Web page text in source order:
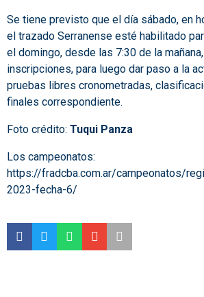
Se tiene previsto que el día sábado, en
el trazado Serranense esté habilitado
el domingo, desde las 7:30 de la
inscripciones, para luego dar paso a la
pruebas libres cronometradas,
finales correspondiente.
Foto crédito: Tuqui Panza
Los campeonatos:
https://fradcba.com.ar/campeonatos/
2023-fecha-6/